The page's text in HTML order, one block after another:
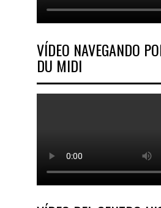
VÍDEO NAVEGANDO
DU MIDI